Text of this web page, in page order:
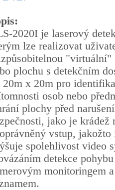
:
2020I je laserový
lze realizovat
"virtuální"
plochu s detekčním
20m x 20m pro
osob nebo
plochy před
jako je krádež
vstup, jakožto
spolehlivost video
detekce
monitoringem a